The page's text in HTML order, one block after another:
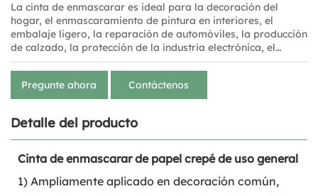
La cinta de enmascarar es ideal para la decoración del
hogar, el enmascaramiento de pintura en interiores, el
embalaje ligero, la reparación de automóviles, la producción
de calzado, la protección de la industria electrónica, el
empaquetado y el etiquetado. Es práctica para la
construcción, el hogar, la oficina y aplicaciones industriales.
Se utiliza ampliamente para la separación de colores en la
pintura de interiores y exteriores.
Pregunte ahora Contáctenos
Detalle del producto
Cinta de enmascarar de papel crepé de uso general
1) Ampliamente aplicado en decoración común,